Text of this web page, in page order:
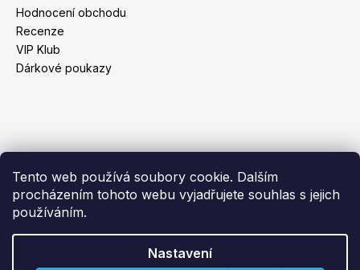
Tento web používá soubory cookie. Dalším
procházením tohoto webu vyjadřujete souhlas s jejich
používáním.
Nastavení
Hodnocení obchodu
Recenze
VIP Klub
Dárkové poukazy